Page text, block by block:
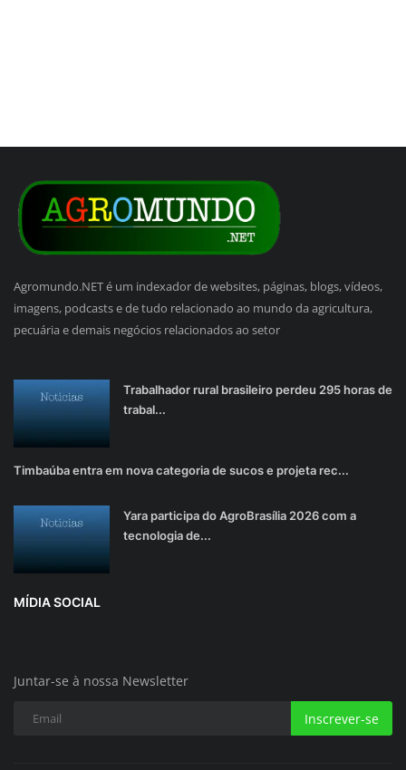
Agromundo.NET é um indexador de websites, páginas, blogs, vídeos,
imagens, podcasts e de tudo relacionado ao mundo da agricultura,
pecuária e demais negócios relacionados ao setor
Trabalhador rural brasileiro perdeu 295 horas de
trabal...
Timbaúba entra em nova categoria de sucos e projeta rec...
Yara participa do AgroBrasília 2026 com a
tecnologia de...
MÍDIA SOCIAL
Juntar-se à nossa Newsletter
Inscrever-se